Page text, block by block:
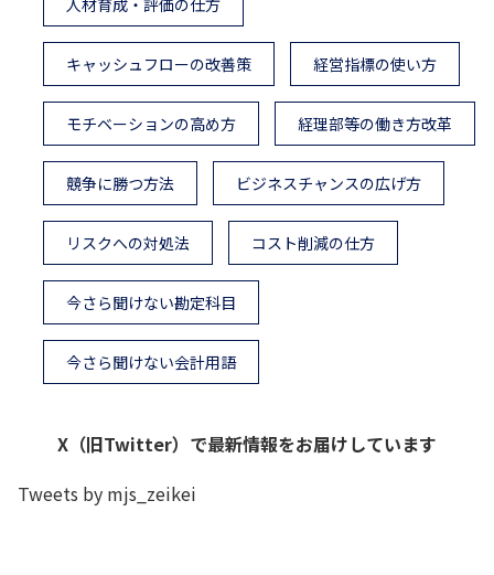
人材育成・評価の仕方
キャッシュフローの改善策 経営指標の使い方
モチベーションの高め方 経理部等の働き方改革
競争に勝つ方法 ビジネスチャンスの広げ方
リスクへの対処法 コスト削減の仕方
今さら聞けない勘定科目
今さら聞けない会計用語
X（旧Twitter）で最新情報をお届けしています
Tweets by mjs_zeikei